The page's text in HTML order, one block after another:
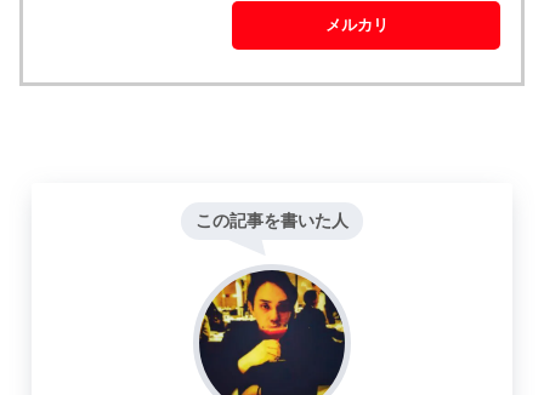
メルカリ
この記事を書いた人